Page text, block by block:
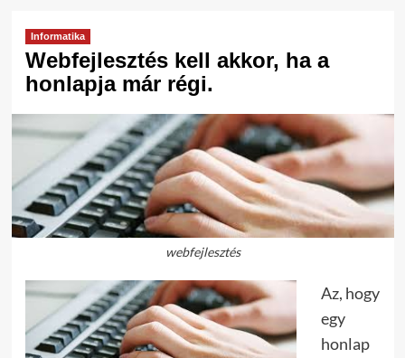
Informatika
Webfejlesztés kell akkor, ha a
honlapja már régi.
webfejlesztés
Az, hogy
egy
honlap